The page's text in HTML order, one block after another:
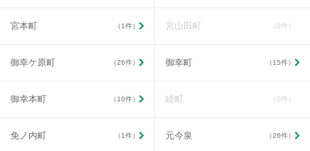
宮本町 （1件） 宮山田町 （0件）
御幸ケ原町 （26件） 御幸町 （15件）
御幸本町 （10件） 睦町 （0件）
免ノ内町 （1件） 元今泉 （26件）